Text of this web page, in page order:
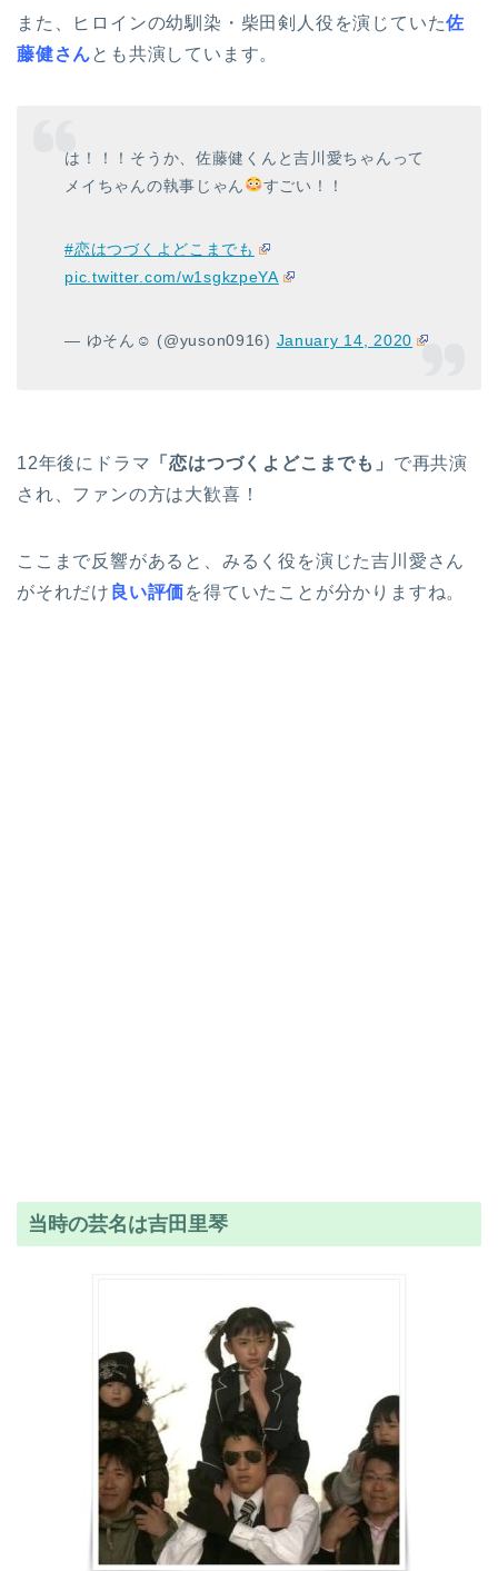
また、ヒロインの幼馴染・柴田剣人役を演じていた佐
藤健さんとも共演しています。
は！！！そうか、佐藤健くんと吉川愛ちゃんって
メイちゃんの執事じゃん
すごい！！
#恋はつづくよどこまでも
pic.twitter.com/w1sgkzpeYA
— ゆそん☺︎ (@yuson0916) January 14, 2020
12年後にドラマ 「恋はつづくよどこまでも」 で再共演
され、ファンの方は大歓喜！
ここまで反響があると、みるく役を演じた吉川愛さん
がそれだけ 良い評価を得ていたことが分かりますね。
当時の芸名は吉田里琴